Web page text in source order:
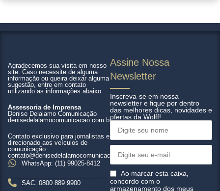
Agradecemos sua visita em nosso
site. Caso necessite de alguma
informação ou queira deixar alguma
sugestão, entre em contato
utilizando as informações abaixo.
Assessoria de Imprensa
Denise Delalamo Comunicação
denisedelalamocomunicacao.com.br
Contato exclusivo para jornalistas e
direcionado aos veículos de
comunicação:
contato@denisedelalamocomunicacao.com.br
WhatsApp: (11) 99025-8412
SAC: 0800 889 9900
Assine Nossa
Newsletter​
Inscreva-se em nossa
newsletter e fique por dentro
das melhores dicas, novidades e
ofertas da Wolff!
Ao marcar esta caixa,
concordo com o
armazenamento dos meus